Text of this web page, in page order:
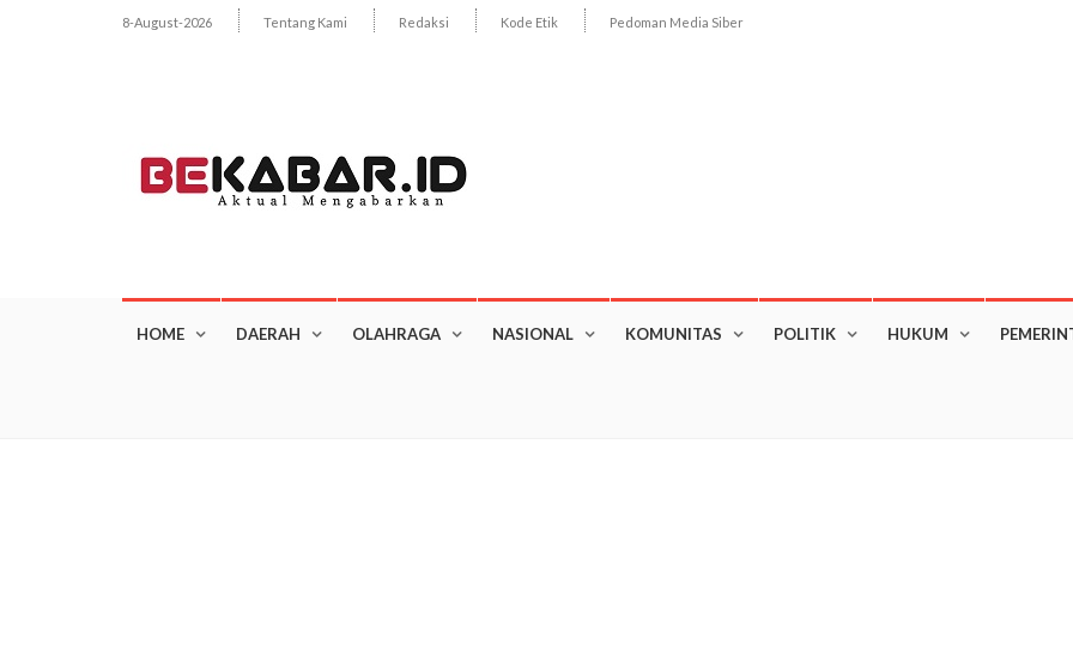
8-August-2026 Tentang Kami Redaksi Kode Etik Pedoman Media Siber
HOME DAERAH OLAHRAGA NASIONAL KOMUNITAS POLITIK HUKUM